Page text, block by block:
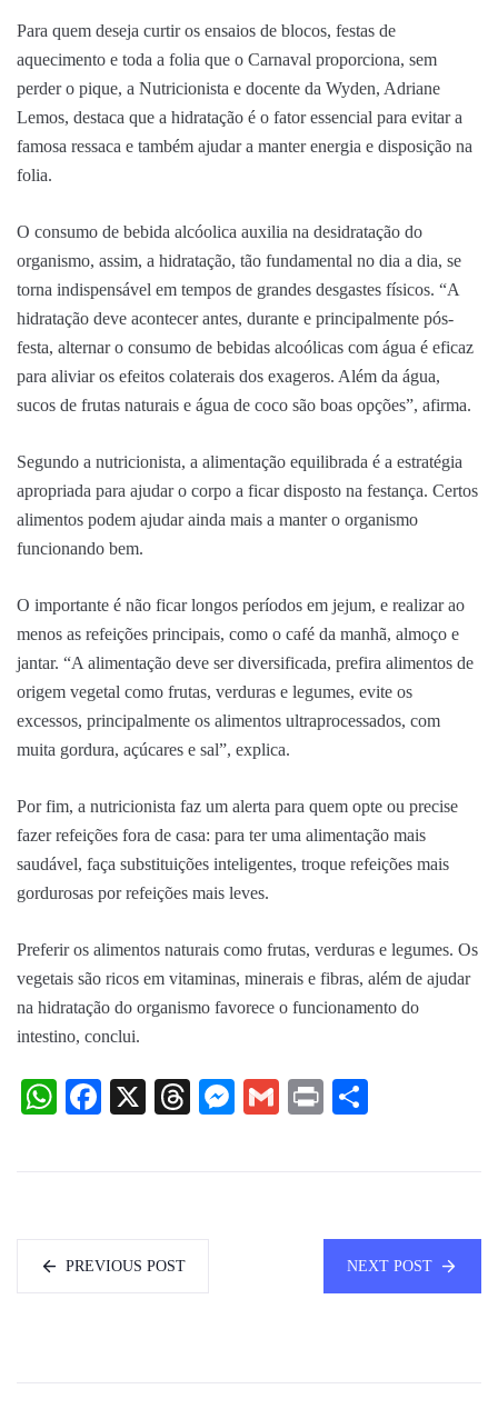
Para quem deseja curtir os ensaios de blocos, festas de
aquecimento e toda a folia que o Carnaval proporciona, sem
perder o pique, a Nutricionista e docente da Wyden, Adriane
Lemos, destaca que a hidratação é o fator essencial para evitar a
famosa ressaca e também ajudar a manter energia e disposição na
folia.
O consumo de bebida alcóolica auxilia na desidratação do
organismo, assim, a hidratação, tão fundamental no dia a dia, se
torna indispensável em tempos de grandes desgastes físicos. “A
hidratação deve acontecer antes, durante e principalmente pós-
festa, alternar o consumo de bebidas alcoólicas com água é eficaz
para aliviar os efeitos colaterais dos exageros. Além da água,
sucos de frutas naturais e água de coco são boas opções”, afirma.
Segundo a nutricionista, a alimentação equilibrada é a estratégia
apropriada para ajudar o corpo a ficar disposto na festança. Certos
alimentos podem ajudar ainda mais a manter o organismo
funcionando bem.
O importante é não ficar longos períodos em jejum, e realizar ao
menos as refeições principais, como o café da manhã, almoço e
jantar. “A alimentação deve ser diversificada, prefira alimentos de
origem vegetal como frutas, verduras e legumes, evite os
excessos, principalmente os alimentos ultraprocessados, com
muita gordura, açúcares e sal”, explica.
Por fim, a nutricionista faz um alerta para quem opte ou precise
fazer refeições fora de casa: para ter uma alimentação mais
saudável, faça substituições inteligentes, troque refeições mais
gordurosas por refeições mais leves.
Preferir os alimentos naturais como frutas, verduras e legumes. Os
vegetais são ricos em vitaminas, minerais e fibras, além de ajudar
na hidratação do organismo favorece o funcionamento do
intestino, conclui.
WhatsApp
Facebook
X Threads
Messenger
Gmail
Print
PREVIOUS POST NEXT POST